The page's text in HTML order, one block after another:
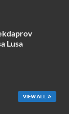
Lusa
VIEW ALL